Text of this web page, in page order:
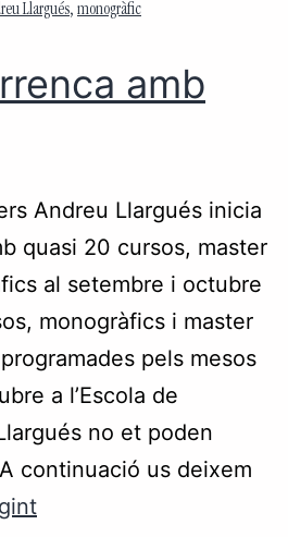
Llargués, monogràfic
amb
Andreu Llargués inicia
quasi 20 cursos, master
al setembre i octubre
monogràfics i master
pels mesos
a l’Escola de
no et poden
continuació us deixem